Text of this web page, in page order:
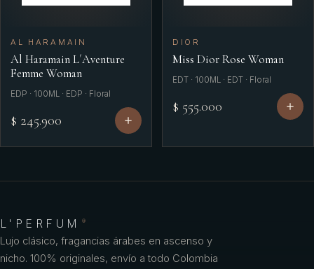
AL HARAMAIN
Al Haramain L´Aventure
Femme Woman
EDP · 100ML · EDP · Floral
$ 245.900
DIOR
Miss Dior Rose Woman
EDT · 100ML · EDT · Floral
$ 555.000
L'PERFUM ®
Lujo clásico, fragancias árabes en ascenso y
nicho. 100% originales, envío a todo Colombia